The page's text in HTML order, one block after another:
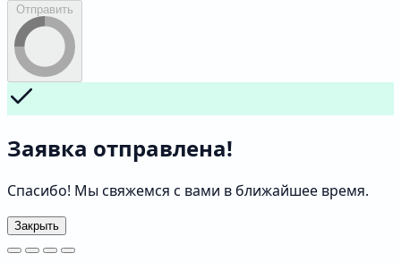
Отправить
Заявка отправлена!
Спасибо! Мы свяжемся с вами в ближайшее время.
Закрыть